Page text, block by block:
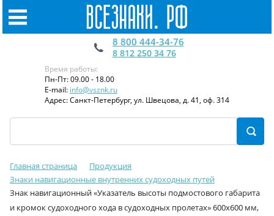
8 800 444-34-76
8 812 250 34 76
Время работы:
Пн-Пт: 09.00 - 18.00
E-mail: info@vsznk.ru
Адрес: Санкт-Петербург, ул. Швецова, д. 41, оф. 314
Главная страница
Продукция
Знаки навигационные внутренних судоходных путей
Знак навигационный «Указатель высоты подмостового габарита
и кромок судоходного хода в судоходных пролетах» 600х600 мм,